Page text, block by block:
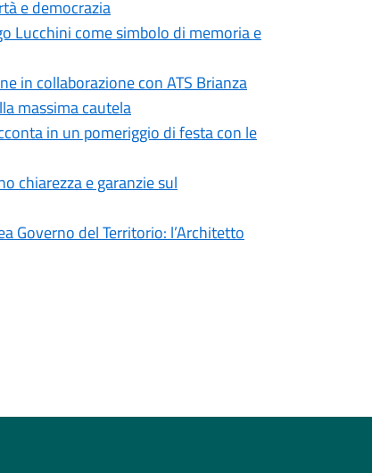
e democrazia
Lucchini come simbolo di memoria e
in collaborazione con ATS Brianza
massima cautela
in un pomeriggio di festa con le
chiarezza e garanzie sul
Governo del Territorio: l’Architetto